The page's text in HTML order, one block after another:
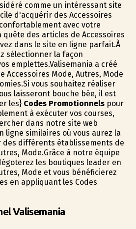
comme un intéressant site
d'acquérir des Accessoires
avec votre
quête des articles de Accessoires
dans le site en ligne parfait.À
sélectionner la façon
emplettes.Valisemania a créé
Accessoires Mode, Autres, Mode
vous souhaitez réaliser
laisseront bouche bée, il est
les} Codes Promotionnelspour
à exécuter vos courses,
dans notre site web
ligne similaires où vous aurez la
des différents établissements de
Mode.Grâce à notre équipe
les boutiques leader en
Mode et vous bénéficierez
en appliquant les Codes
Valisemania